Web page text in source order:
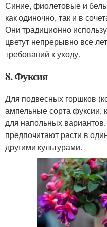
Синие, фиолетовые и
как одиночно, так и в
Они традиционно
цветут непрерывно все
требований к уходу.
8. Фуксия
Для подвесных горшков
ампельные сорта фуксии,
для напольных
предпочитают расти в
другими культурами.